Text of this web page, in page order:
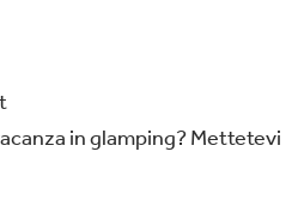
in glamping? Mettetevi